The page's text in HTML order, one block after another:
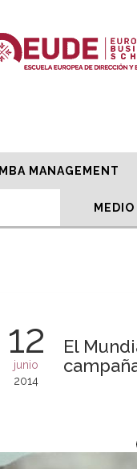
MBA MANAGEMENT
12
junio
2014
El